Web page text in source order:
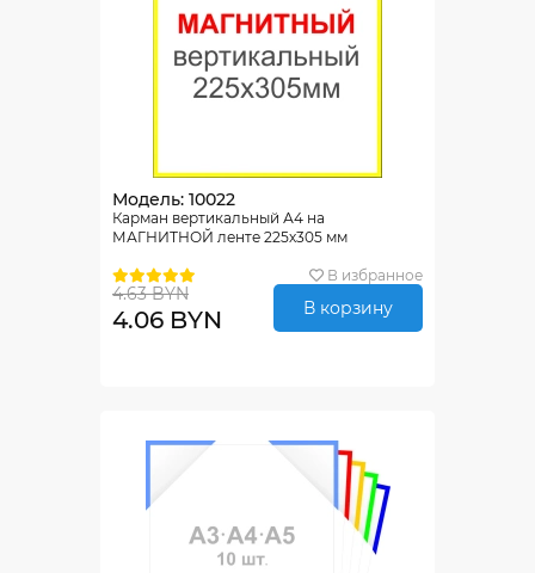
Модель: 10022
Карман вертикальный А4 на
МАГНИТНОЙ ленте 225х305 мм
В избранное
4.63 BYN
4.06 BYN В корзину